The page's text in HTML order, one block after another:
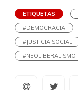
ETIQUETAS
#DEMOCRACIA
#JUSTICIA SOCIAL
#NEOLIBERALISMO